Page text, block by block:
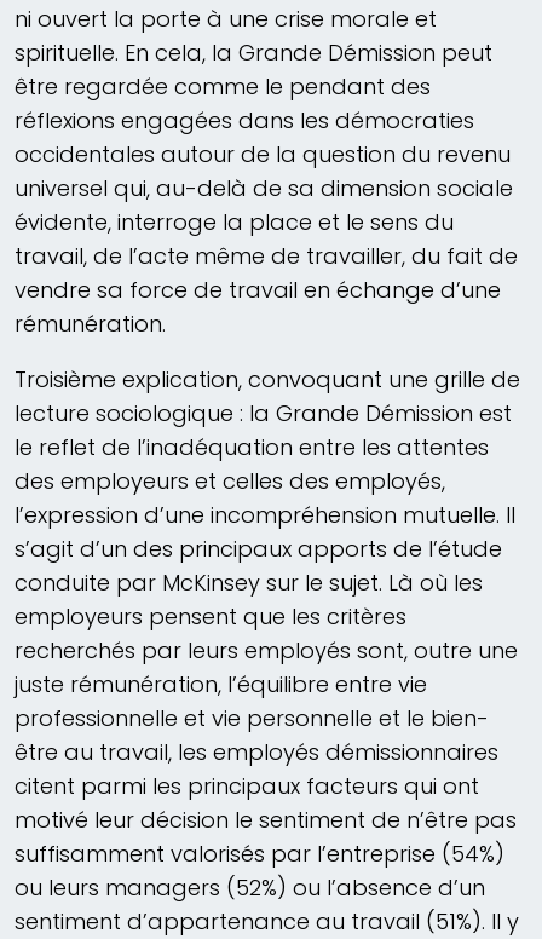
ni ouvert la porte à une crise morale et
spirituelle. En cela, la Grande Démission peut
être regardée comme le pendant des
réflexions engagées dans les démocraties
occidentales autour de la question du revenu
universel qui, au-delà de sa dimension sociale
évidente, interroge la place et le sens du
travail, de l’acte même de travailler, du fait de
vendre sa force de travail en échange d’une
rémunération.
Troisième explication, convoquant une grille de
lecture sociologique : la Grande Démission est
le reflet de l’inadéquation entre les attentes
des employeurs et celles des employés,
l’expression d’une incompréhension mutuelle. Il
s’agit d’un des principaux apports de l’étude
conduite par McKinsey sur le sujet. Là où les
employeurs pensent que les critères
recherchés par leurs employés sont, outre une
juste rémunération, l’équilibre entre vie
professionnelle et vie personnelle et le bien-
être au travail, les employés démissionnaires
citent parmi les principaux facteurs qui ont
motivé leur décision le sentiment de n’être pas
suffisamment valorisés par l’entreprise (54%)
ou leurs managers (52%) ou l’absence d’un
sentiment d’appartenance au travail (51%). Il y